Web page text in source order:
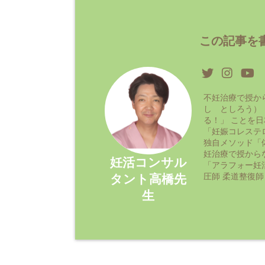
この記事を
妊活コンサル
タント高橋先
生
不妊治療で授
し としろう）
る！」 ことを
「妊娠コレス
独自メソッド「
妊治療で授から
「アラフォー
圧師 柔道整復